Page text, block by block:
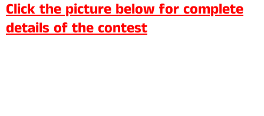
Click the picture below for complete
details of the contest